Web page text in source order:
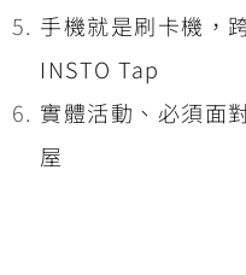
手機就是刷卡機，
INSTO Tap
實體活動、必須面
屋